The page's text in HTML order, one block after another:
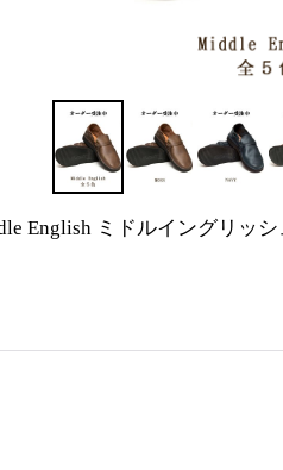
English ミドルイングリッシ